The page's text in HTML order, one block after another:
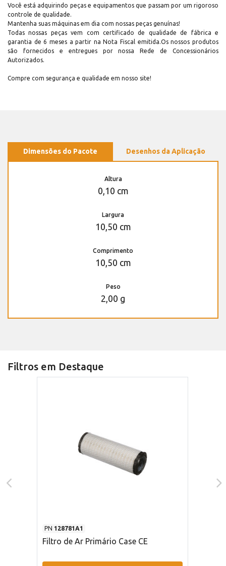
Você está adquirindo peças e equipamentos que passam por um rigoroso
controle de qualidade.
Mantenha suas máquinas em dia com nossas peças genuínas!
Todas nossas peças vem com certificado de qualidade de fábrica e
garantia de 6 meses a partir na Nota Fiscal emitida.Os nossos produtos
são fornecidos e entregues por nossa Rede de Concessionários
Autorizados.
Compre com segurança e qualidade em nosso site!
Dimensões do Pacote Desenhos da Aplicação
Altura
0,10 cm
Largura
10,50 cm
Comprimento
10,50 cm
Peso
2,00 g
Filtros em Destaque
PN 128781A1
Filtro de Ar Primário Case CE